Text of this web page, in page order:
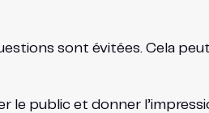
sont évitées. Cela
public et donner